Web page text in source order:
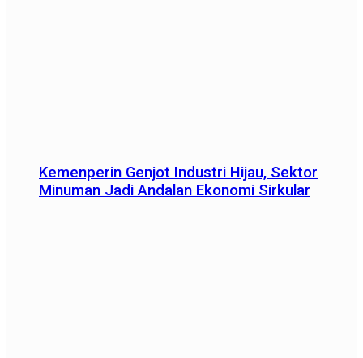
Kemenperin Genjot Industri Hijau, Sektor
Minuman Jadi Andalan Ekonomi Sirkular